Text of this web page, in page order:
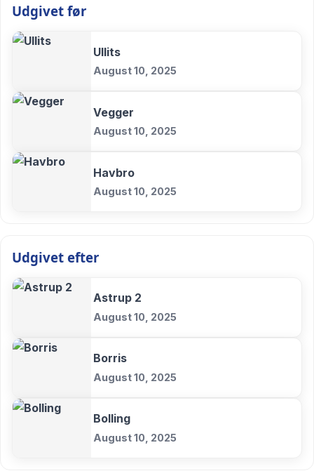
Udgivet før
Ullits
August 10, 2025
Vegger
August 10, 2025
Havbro
August 10, 2025
Udgivet efter
Astrup 2
August 10, 2025
Borris
August 10, 2025
Bolling
August 10, 2025